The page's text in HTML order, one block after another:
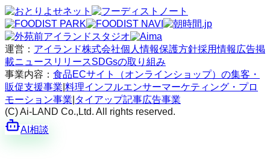
運営： アイランド株式会社個人情報保護方針採用情報 広告掲
載ニュースリリースSDGsの取り組み
事業内容： 食品ECサイト（オンラインショップ）の集客・
販促支援事業 料理インフルエンサーマーケティング・プロ
モーション事業 タイアップ記事広告事業
(C) Ai-LAND Co.,Ltd. All rights reserved.
AI相談